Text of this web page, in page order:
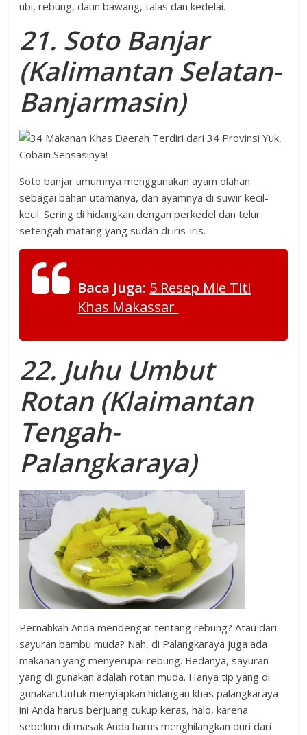
ubi, rebung, daun bawang, talas dan kedelai.
21. Soto Banjar
(Kalimantan Selatan-
Banjarmasin)
Soto banjar umumnya menggunakan ayam olahan
sebagai bahan utamanya, dan ayamnya di suwir kecil-
kecil. Sering di hidangkan dengan perkedel dan telur
setengah matang yang sudah di iris-iris.
Baca Juga: 5 Resep Mie Titi
Khas Makassar
22. Juhu Umbut
Rotan (Klaimantan
Tengah-
Palangkaraya)
Pernahkah Anda mendengar tentang rebung? Atau dari
sayuran bambu muda? Nah, di Palangkaraya juga ada
makanan yang menyerupai rebung. Bedanya, sayuran
yang di gunakan adalah rotan muda. Hanya tip yang di
gunakan.Untuk menyiapkan hidangan khas palangkaraya
ini Anda harus berjuang cukup keras, halo, karena
sebelum di masak Anda harus menghilangkan duri dari